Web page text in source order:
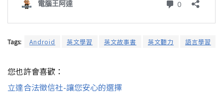
Tags: Android 英文學習 英文故事書 英文聽力 語言學習
您也許會喜歡：
立達合法徵信社-讓您安心的選擇